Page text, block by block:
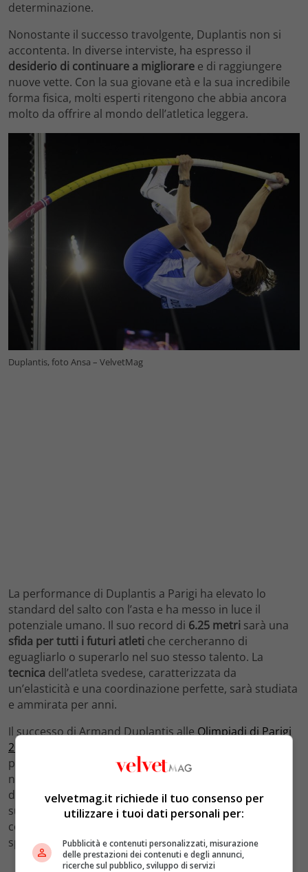
determinazione.
Nonostante il successo travolgente, Duplantis non si
accontenta. In diverse interviste, ha espresso il
desiderio di continuare a migliorare e di raggiungere
nuove vette. Con la sua giovane età e la sua incredibile
forma fisica, molti esperti ritengono che abbia ancora
molto da offrire al mondo dell’atletica leggera.
Duplantis, foto Ansa – VelvetMag
La performance di Duplantis a Parigi ha elevato lo
standard del salto con l’asta e ha messo in luce il
potenziale umano. Il suo record di 6.25 metri sarà una
sfida per tutti i futuri atleti che cercheranno di
eguagliarlo o superarlo nel suo stesso talento. La
tecnica dell’atleta svedese, caratterizzata da
un’elasticità e una coordinazione perfette, sarà studiata
e ammirata per anni.
Il successo di Armand Duplantis alleOlimpiadi di Parigi
2024
per l’atletica leggera. Con la sua medaglia d’oro e il
nuovo record a livello mondiale, Duplantis ha
dimostrato che i limiti sono fatti per essere superati. Il
suo
esempiodi dedizione, passione e perseveranza
continuerà a ispirare atleti di tutto il mondo e a
spingere i confini del possibile.
velvetmag.it richiede il tuo consenso per
utilizzare i tuoi dati personali per:
Pubblicità e contenuti personalizzati, misurazione
delle prestazioni dei contenuti e degli annunci,
ricerche sul pubblico, sviluppo di servizi